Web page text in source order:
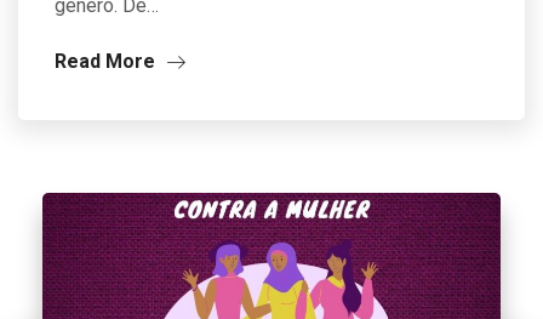
gênero. De…
Read More